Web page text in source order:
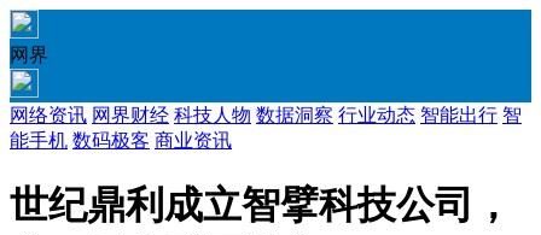
网界
网络资讯 网界财经 科技人物 数据洞察 行业动态 智能出行 智
能手机 数码极客 商业资讯
世纪鼎利成立智擘科技公司，